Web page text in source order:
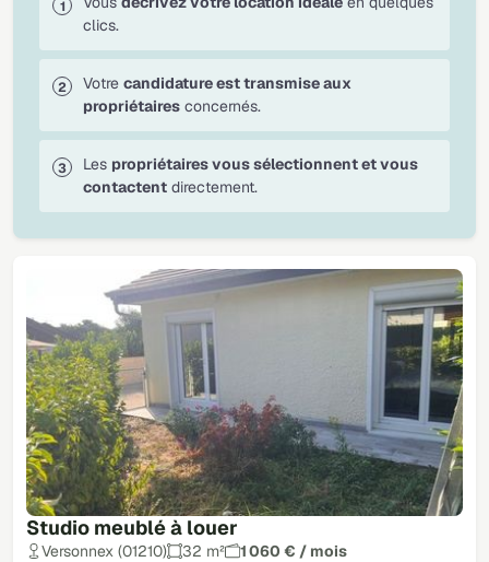
Studio meublé à louer
Versonnex (01210) 32 m²
1 060 € / mois
clics.
Votre candidature est transmise aux
propriétaires concernés.
Les propriétaires vous sélectionnent et vous
contactent directement.